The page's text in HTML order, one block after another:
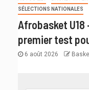
SÉLECTIONS NATIONALES
Afrobasket U18
premier test
6 août 2026